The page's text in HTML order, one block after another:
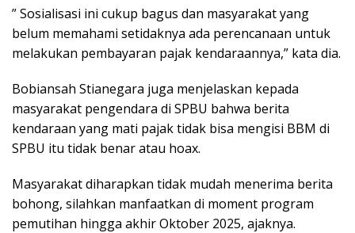
” Sosialisasi ini cukup bagus dan masyarakat yang
belum memahami setidaknya ada perencanaan untuk
melakukan pembayaran pajak kendaraannya,” kata dia.
Bobiansah Stianegara juga menjelaskan kepada
masyarakat pengendara di SPBU bahwa berita
kendaraan yang mati pajak tidak bisa mengisi BBM di
SPBU itu tidak benar atau hoax.
Masyarakat diharapkan tidak mudah menerima berita
bohong, silahkan manfaatkan di moment program
pemutihan hingga akhir Oktober 2025, ajaknya.